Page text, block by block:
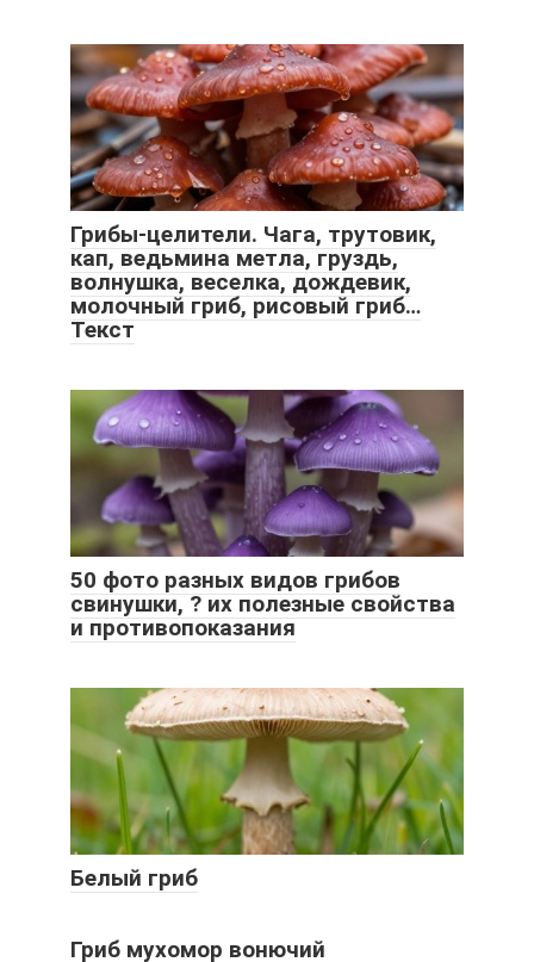
Грибы-целители. Чага, трутовик,
кап, ведьмина метла, груздь,
волнушка, веселка, дождевик,
молочный гриб, рисовый гриб…
Текст
50 фото разных видов грибов
свинушки, ? их полезные свойства
и противопоказания
Белый гриб
Гриб мухомор вонючий